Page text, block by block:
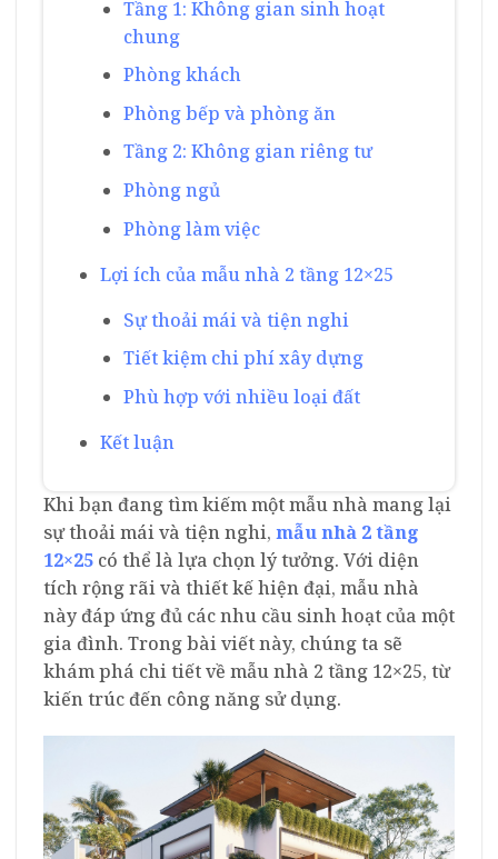
Tầng 1: Không gian sinh hoạt
chung
Phòng khách
Phòng bếp và phòng ăn
Tầng 2: Không gian riêng tư
Phòng ngủ
Phòng làm việc
Lợi ích của mẫu nhà 2 tầng 12×25
Sự thoải mái và tiện nghi
Tiết kiệm chi phí xây dựng
Phù hợp với nhiều loại đất
Kết luận
Khi bạn đang tìm kiếm một mẫu nhà mang lại
sự thoải mái và tiện nghi, mẫu nhà 2 tầng
12×25 có thể là lựa chọn lý tưởng. Với diện
tích rộng rãi và thiết kế hiện đại, mẫu nhà
này đáp ứng đủ các nhu cầu sinh hoạt của một
gia đình. Trong bài viết này, chúng ta sẽ
khám phá chi tiết về mẫu nhà 2 tầng 12×25, từ
kiến trúc đến công năng sử dụng.